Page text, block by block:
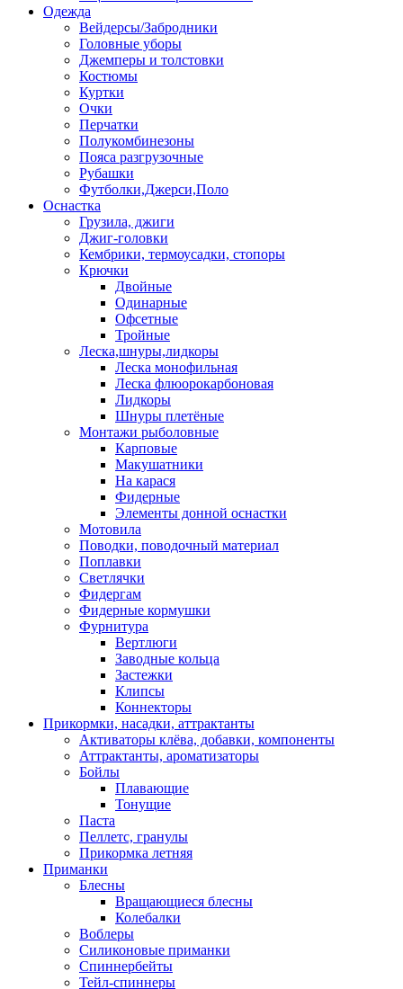
Одежда
Вейдерсы/Забродники
Головные уборы
Джемперы и толстовки
Костюмы
Куртки
Очки
Перчатки
Полукомбинезоны
Пояса разгрузочные
Рубашки
Футболки,Джерси,Поло
Оснастка
Грузила, джиги
Джиг-головки
Кембрики, термоусадки, стопоры
Крючки
Двойные
Одинарные
Офсетные
Тройные
Леска,шнуры,лидкоры
Леска монофильная
Леска флюорокарбоновая
Лидкоры
Шнуры плетёные
Монтажи рыболовные
Карповые
Макушатники
На карася
Фидерные
Элементы донной оснастки
Мотовила
Поводки, поводочный материал
Поплавки
Светлячки
Фидергам
Фидерные кормушки
Фурнитура
Вертлюги
Заводные кольца
Застежки
Клипсы
Коннекторы
Прикормки, насадки, аттрактанты
Активаторы клёва, добавки, компоненты
Аттрактанты, ароматизаторы
Бойлы
Плавающие
Тонущие
Паста
Пеллетс, гранулы
Прикормка летняя
Приманки
Блесны
Вращающиеся блесны
Колебалки
Воблеры
Силиконовые приманки
Спиннербейты
Тейл-спиннеры